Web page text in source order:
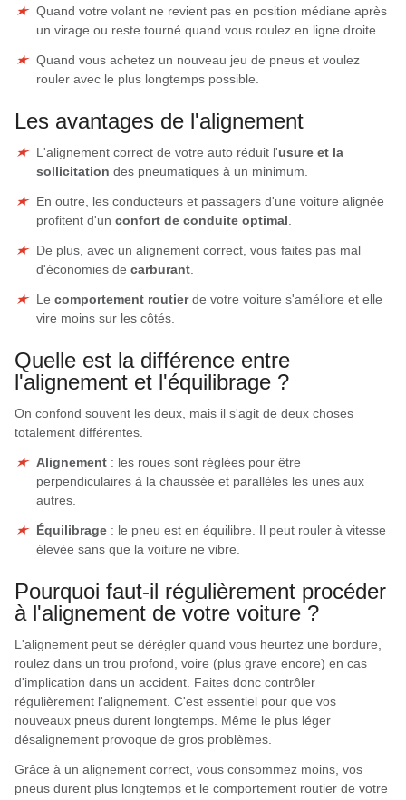
Quand votre volant ne revient pas en position médiane après
un virage ou reste tourné quand vous roulez en ligne droite.
Quand vous achetez un nouveau jeu de pneus et voulez
rouler avec le plus longtemps possible.
Les avantages de l'alignement
L'alignement correct de votre auto réduit l'usure et la
sollicitation des pneumatiques à un minimum.
En outre, les conducteurs et passagers d'une voiture alignée
profitent d'un confort de conduite optimal
De plus, avec un alignement correct, vous faites pas mal
d'économies de carburant
Le comportement routierde votre voiture s'améliore et elle
vire moins sur les côtés.
Quelle est la différence entre
l'alignement et l'équilibrage ?
On confond souvent les deux, mais il s'agit de deux choses
totalement différentes.
Alignement : les roues sont réglées pour être
perpendiculaires à la chaussée et parallèles les unes aux
autres.
Équilibrage : le pneu est en équilibre. Il peut rouler à vitesse
élevée sans que la voiture ne vibre.
Pourquoi faut-il régulièrement procéder
à l'alignement de votre voiture ?
L'alignement peut se dérégler quand vous heurtez une bordure,
roulez dans un trou profond, voire (plus grave encore) en cas
d'implication dans un accident. Faites donc contrôler
régulièrement l'alignement. C'est essentiel pour que vos
nouveaux pneus durent longtemps. Même le plus léger
désalignement provoque de gros problèmes.
Grâce à un alignement correct, vous consommez moins, vos
pneus durent plus longtemps et le comportement routier de votre